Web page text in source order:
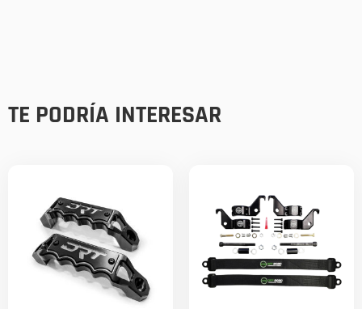
TE PODRÍA INTERESAR